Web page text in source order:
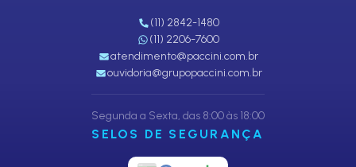
(11) 2842-1480
(11) 2206-7600
atendimento@paccini.com.br
ouvidoria@grupopaccini.com.br
Segunda a Sexta, das 8:00 às 18:00
SELOS DE SEGURANÇA